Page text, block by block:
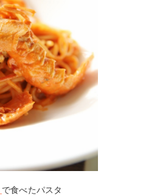
で食べたパスタ